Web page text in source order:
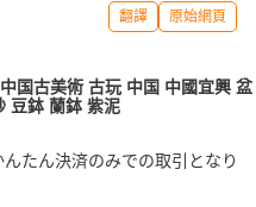
翻譯 原始網頁
国古美術 古玩 中国 中國宜興 盆
豆鉢 蘭鉢 紫泥
たん決済のみでの取引となり